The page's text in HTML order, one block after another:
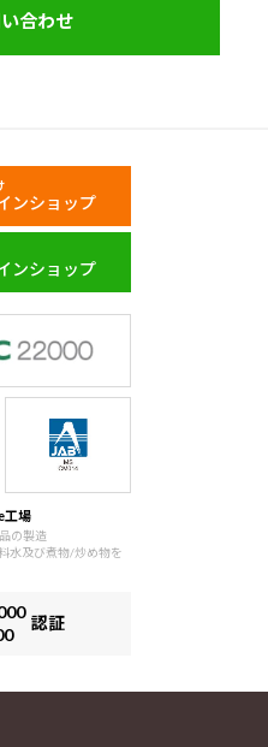
合わせ
ンショップ
ンショップ
工場
の製造
水及び煮物/炒め物を
認証